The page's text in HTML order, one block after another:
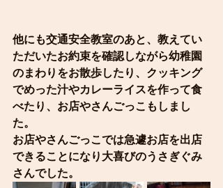
他にも交通安全教室のあと、教えてい
ただいたお約束を確認しながら幼稚園
のまわりをお散歩したり、クッキング
でめった汁やカレーライスを作って食
べたり、お店やさんごっこもしまし
た。
お店やさんごっこでは急遽お店を出店
できることになり大喜びのうさぎぐみ
さんでした。